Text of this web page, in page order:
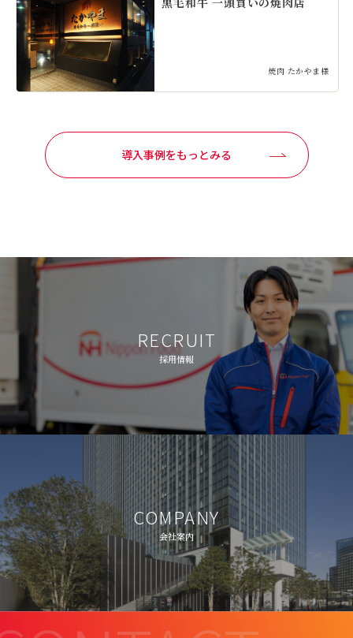
焼肉 たかやま様
導入事例をもっとみる
RECRUIT
採用情報
COMPANY
会社案内